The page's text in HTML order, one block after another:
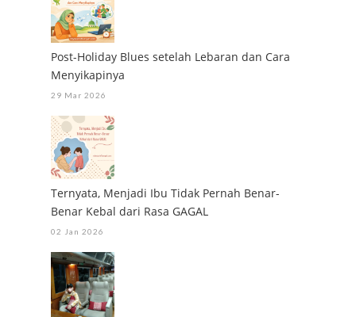
Post-Holiday Blues setelah Lebaran dan Cara
Menyikapinya
29 Mar 2026
Ternyata, Menjadi Ibu Tidak Pernah Benar-
Benar Kebal dari Rasa GAGAL
02 Jan 2026